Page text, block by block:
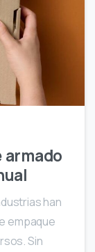
armado
han
empaque
Sin